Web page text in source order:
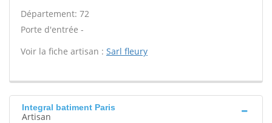
Département: 72
Porte d'entrée -
Voir la fiche artisan : Sarl fleury
Integral batiment Paris
Artisan